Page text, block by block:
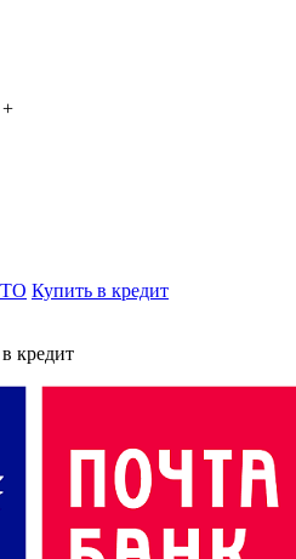
+
Купить в кредит
кредит